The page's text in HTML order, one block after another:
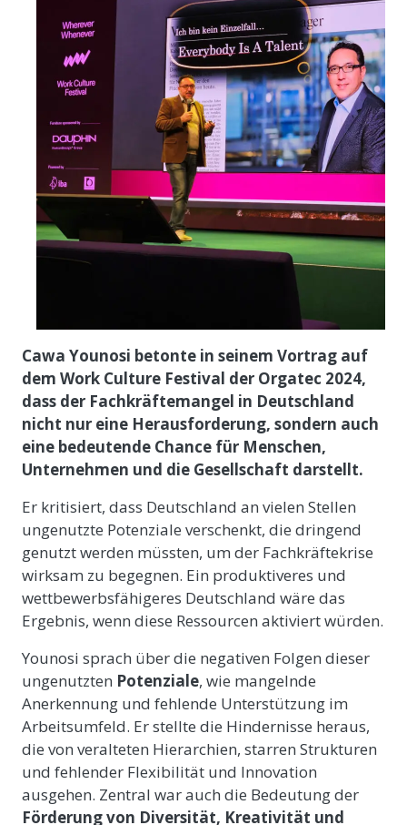
Cawa Younosi betonte in seinem Vortrag auf
dem Work Culture Festival der Orgatec 2024,
dass der Fachkräftemangel in Deutschland
nicht nur eine Herausforderung, sondern auch
eine bedeutende Chance für Menschen,
Unternehmen und die Gesellschaft darstellt.
Er kritisiert, dass Deutschland an vielen Stellen
ungenutzte Potenziale verschenkt, die dringend
genutzt werden müssten, um der Fachkräftekrise
wirksam zu begegnen. Ein produktiveres und
wettbewerbsfähigeres Deutschland wäre das
Ergebnis, wenn diese Ressourcen aktiviert würden.
Younosi sprach über die negativen Folgen dieser
ungenutzten Potenziale, wie mangelnde
Anerkennung und fehlende Unterstützung im
Arbeitsumfeld. Er stellte die Hindernisse heraus,
die von veralteten Hierarchien, starren Strukturen
und fehlender Flexibilität und Innovation
ausgehen. Zentral war auch die Bedeutung der
Förderung von Diversität, Kreativität und